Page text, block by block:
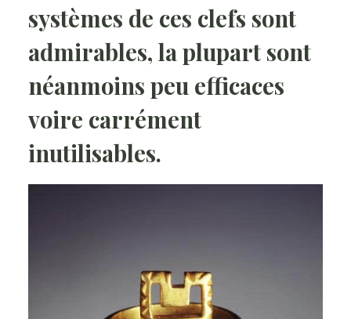
systèmes de ces clefs sont
admirables, la plupart sont
néanmoins peu efficaces
voire carrément
inutilisables.